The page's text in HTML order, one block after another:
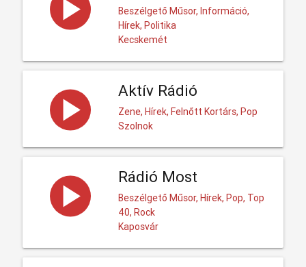
Beszélgető Műsor, Információ,
Hírek, Politika
Kecskemét
Aktív Rádió
Zene, Hírek, Felnőtt Kortárs, Pop
Szolnok
Rádió Most
Beszélgető Műsor, Hírek, Pop, Top
40, Rock
Kaposvár